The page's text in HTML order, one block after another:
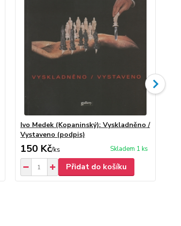
Ivo Medek (Kopaninský): Vyskladněno /
Vystaveno (podpis)
150 Kč/ks Skladem 1 ks
Přidat do košíku